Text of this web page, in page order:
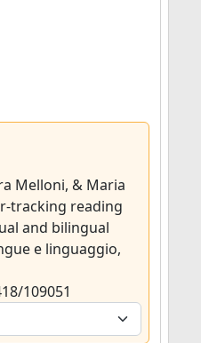
Melloni, & Maria
tracking reading
and bilingual
e linguaggio,
109051